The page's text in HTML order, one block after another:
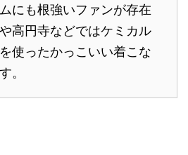
にも根強いファンが存在
高円寺などではケミカル
使ったかっこいい着こな
。